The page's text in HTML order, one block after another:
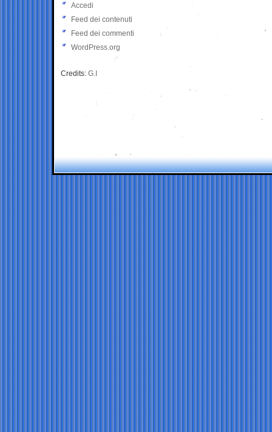
Accedi
Feed dei contenuti
Feed dei commenti
WordPress.org
Credits: G.I